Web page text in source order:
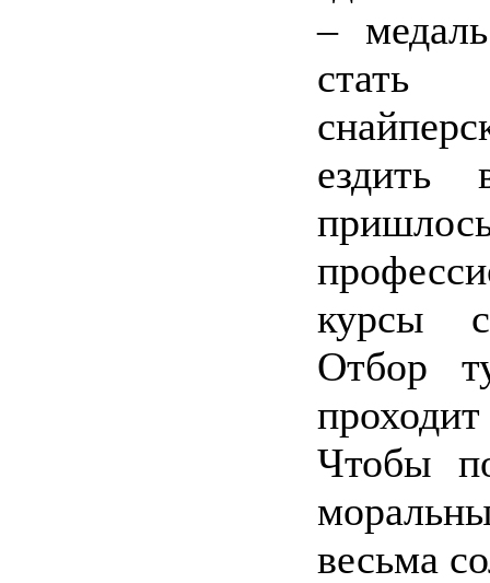
–
стать
ездить
курсы
Отбор
Чтобы
весьма